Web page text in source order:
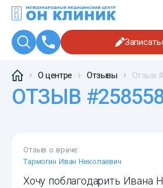
О центре Отзывы Отзыв
ОТЗЫВ
Отзыв о враче:
Тармогин Иван Николаевич
Хочу поблагодарить Ивана